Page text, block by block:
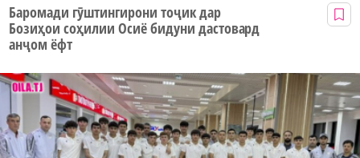
Баромади гӯштингирони тоҷик дар
Бозиҳои соҳилии Осиё бидуни дастовард
анҷом ёфт